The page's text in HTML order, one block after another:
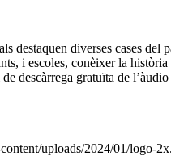
destaquen diverses cases del
i escoles, conèixer la
descàrrega gratuïta de
uploads/2024/01/logo-